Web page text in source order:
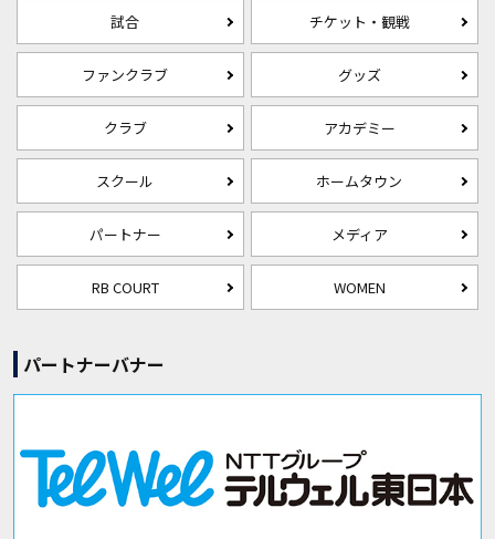
試合 チケット・観戦
ファンクラブ グッズ
クラブ アカデミー
スクール ホームタウン
パートナー メディア
RB COURT WOMEN
パートナーバナー